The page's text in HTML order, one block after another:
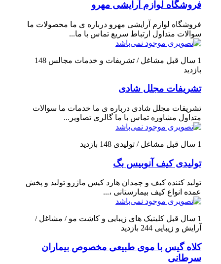
فروشگاه لوازم آرایشی مهرو
فروشگاه لوازم آرایشی مهرو درباره ی ما محصولات ما
سوالات متداول ارتباط سریع تماس با ما...
1 سال قبل مشاغل / تشریفات و خدمات مجالس 148
بازدید
تشریفات مجلل شادی
تشریفات مجلل شادی درباره ی ما خدمات ما سوالات
متداول مشاوره تماس با ما گالری تصاویر...
1 سال قبل مشاغل / تولیدی 148 بازدید
تولیدی کیف آنوبیس بگ
تولید کننده کیف و چمدان هارد کیس ماژرو تولید و پخش
عمده انواع کیف بیمارستانی ،...
1 سال قبل
کلینیک های زیبایی و کاشت مو / مشاغل /
آرایش و زیبایی 244 بازدید
کلاه گیس با موی طبیعی مخصوص بیماران
سرطانی